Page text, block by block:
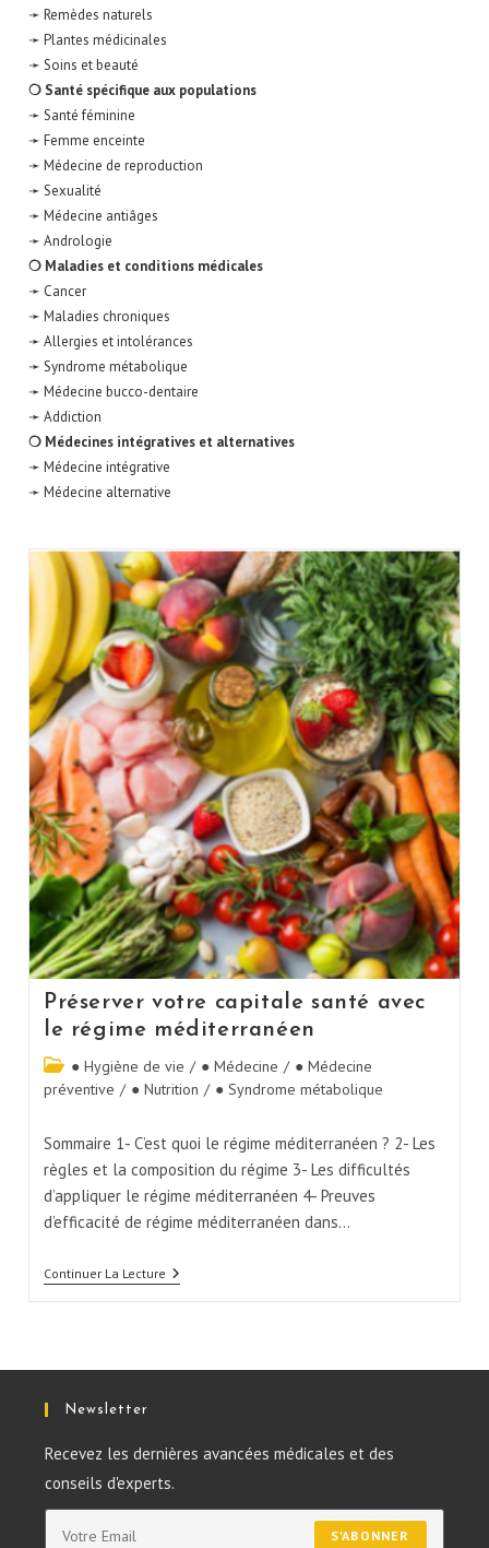
➛ Remèdes naturels
➛ Plantes médicinales
➛ Soins et beauté
❍ Santé spécifique aux populations
➛ Santé féminine
➛ Femme enceinte
➛ Médecine de reproduction
➛ Sexualité
➛ Médecine antiâges
➛ Andrologie
❍ Maladies et conditions médicales
➛ Cancer
➛ Maladies chroniques
➛ Allergies et intolérances
➛ Syndrome métabolique
➛ Médecine bucco-dentaire
➛ Addiction
❍ Médecines intégratives et alternatives
➛ Médecine intégrative
➛ Médecine alternative
Préserver votre capitale santé avec
le régime méditerranéen
● Hygiène de vie / ● Médecine / ● Médecine
préventive / ● Nutrition / ● Syndrome métabolique
Sommaire 1- C’est quoi le régime méditerranéen ? 2- Les
règles et la composition du régime 3- Les difficultés
d’appliquer le régime méditerranéen 4- Preuves
d’efficacité de régime méditerranéen dans…
Continuer La Lecture
Newsletter
Recevez les dernières avancées médicales et des
conseils d'experts.
S'ABONNER